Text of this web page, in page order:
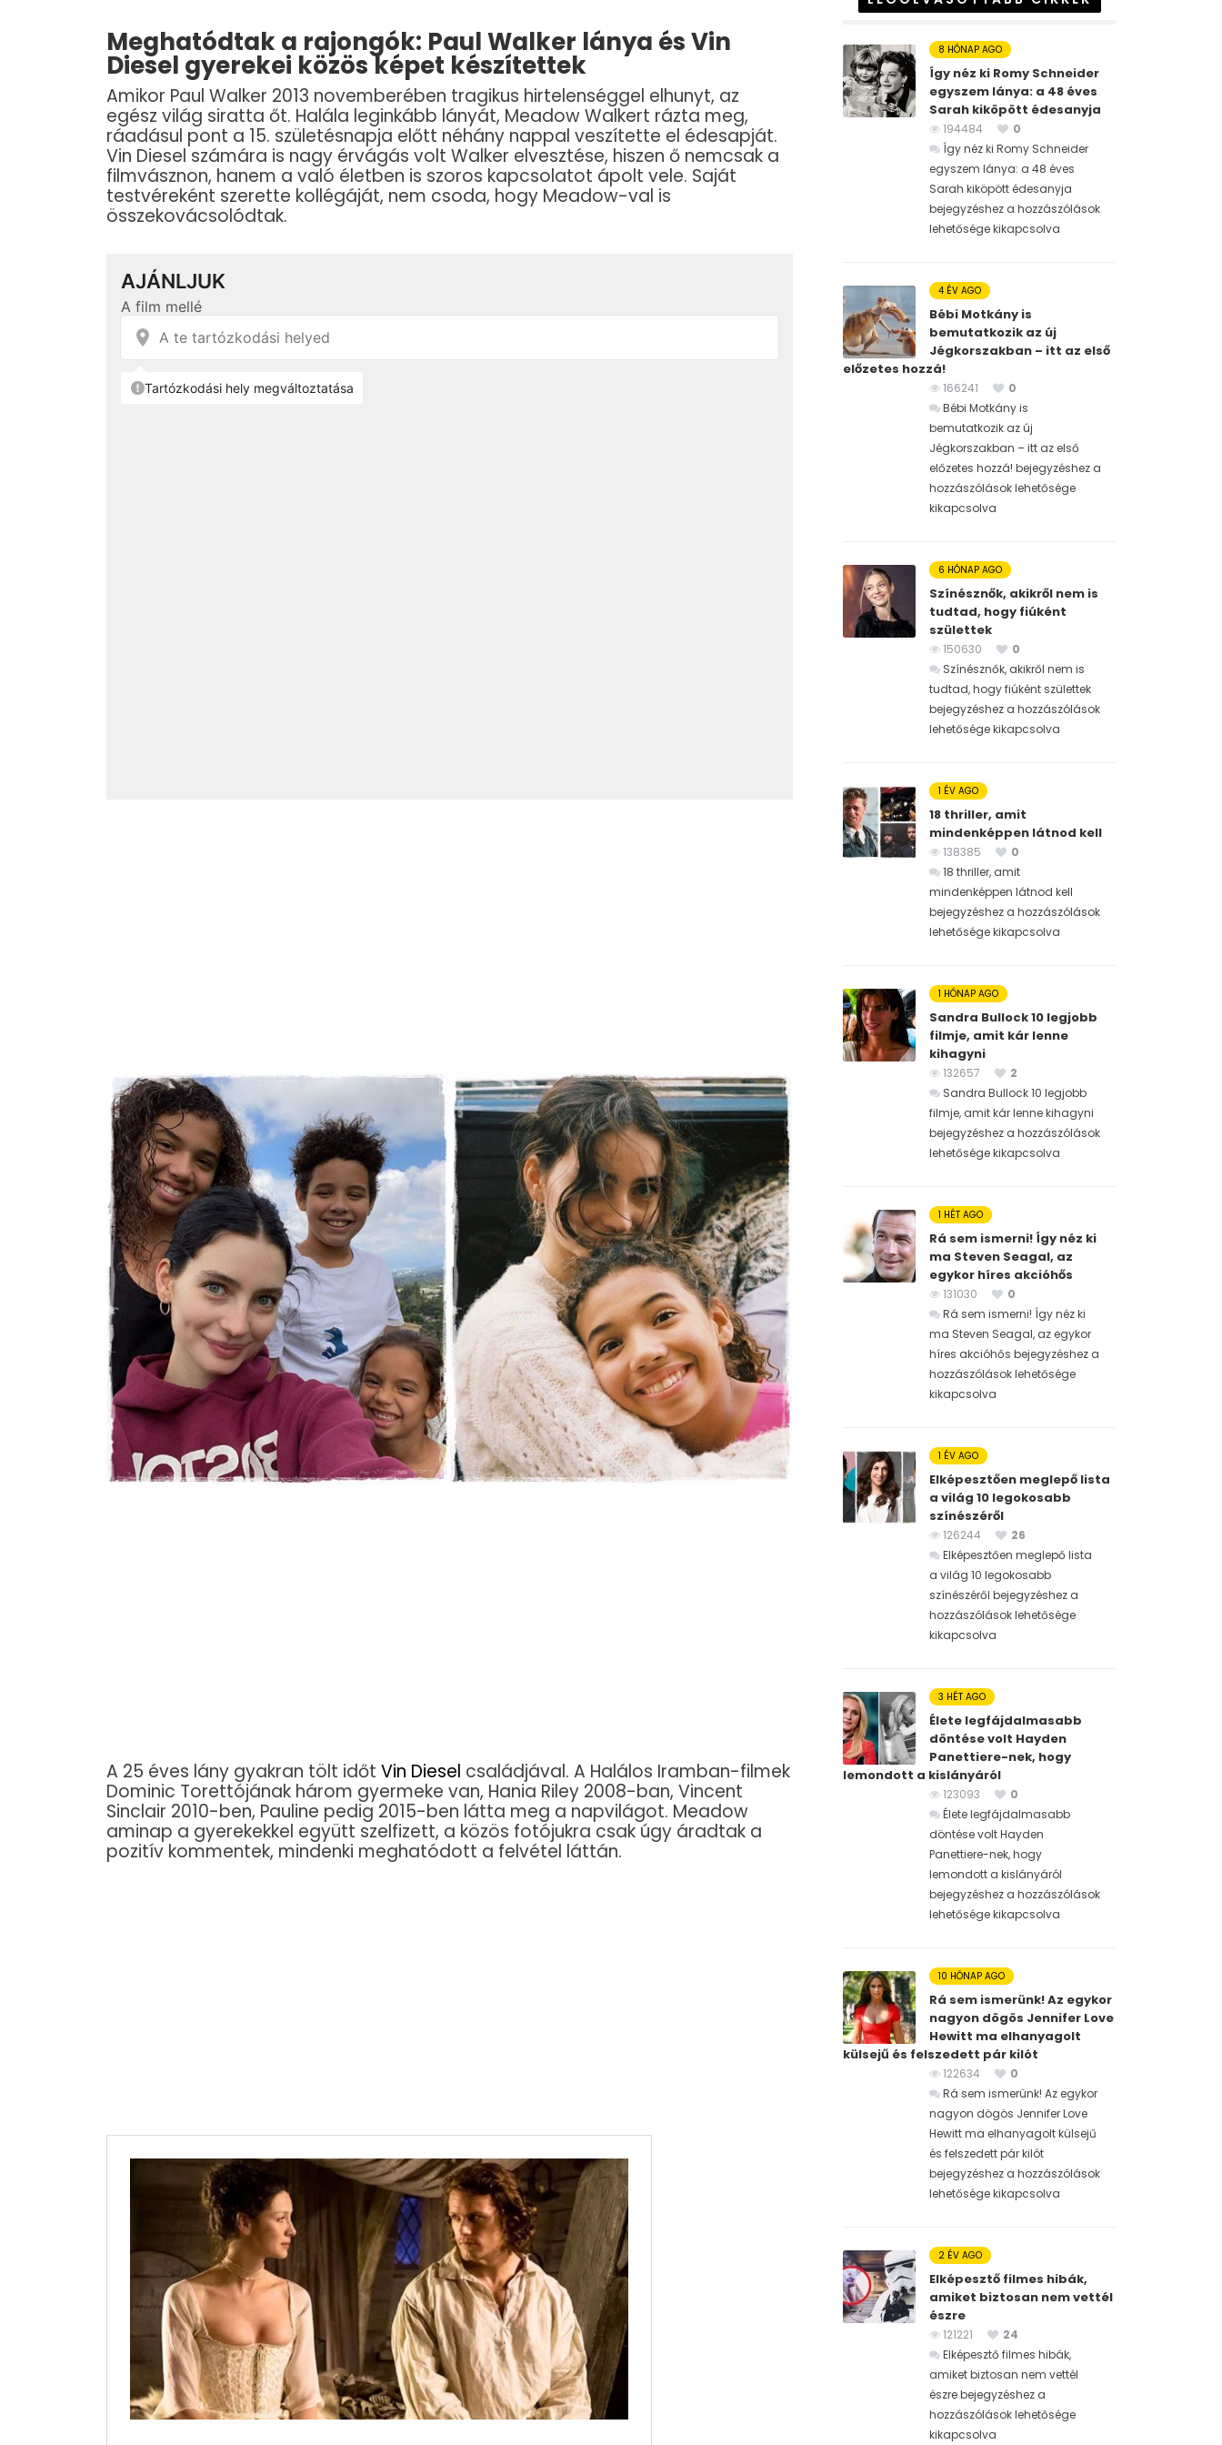
Meghatódtak a rajongók: Paul Walker lánya és Vin
Diesel gyerekei közös képet készítettek
Amikor Paul Walker 2013 novemberében tragikus hirtelenséggel elhunyt, az
egész világ siratta őt. Halála leginkább lányát, Meadow Walkert rázta meg,
ráadásul pont a 15. születésnapja előtt néhány nappal veszítette el édesapját.
Vin Diesel számára is nagy érvágás volt Walker elvesztése, hiszen ő nemcsak a
filmvásznon, hanem a való életben is szoros kapcsolatot ápolt vele. Saját
testvéreként szerette kollégáját, nem csoda, hogy Meadow-val is
összekovácsolódtak.
A 25 éves lány gyakran tölt időt Vin Diesel családjával. A Halálos Iramban-filmek
Dominic Torettójának három gyermeke van, Hania Riley 2008-ban, Vincent
Sinclair 2010-ben, Pauline pedig 2015-ben látta meg a napvilágot. Meadow
aminap a gyerekekkel együtt szelfizett, a közös fotójukra csak úgy áradtak a
pozitív kommentek, mindenki meghatódott a felvétel láttán.
8 HÓNAP AGO
Így néz ki Romy Schneider
egyszem lánya: a 48 éves
Sarah kiköpött édesanyja
194484
0
Így néz ki Romy Schneider
egyszem lánya: a 48 éves
Sarah kiköpött édesanyja
bejegyzéshez a hozzászólások
lehetősége kikapcsolva
4 ÉV AGO
Bébi Motkány is
bemutatkozik az új
Jégkorszakban – itt az első
előzetes hozzá!
166241
0
Bébi Motkány is
bemutatkozik az új
Jégkorszakban – itt az első
előzetes hozzá! bejegyzéshez a
hozzászólások lehetősége
kikapcsolva
6 HÓNAP AGO
Színésznők, akikről nem is
tudtad, hogy fiúként
születtek
150630
0
Színésznők, akikről nem is
tudtad, hogy fiúként születtek
bejegyzéshez a hozzászólások
lehetősége kikapcsolva
1 ÉV AGO
18 thriller, amit
mindenképpen látnod kell
138385
0
18 thriller, amit
mindenképpen látnod kell
bejegyzéshez a hozzászólások
lehetősége kikapcsolva
1 HÓNAP AGO
Sandra Bullock 10 legjobb
filmje, amit kár lenne
kihagyni
132657
2
Sandra Bullock 10 legjobb
filmje, amit kár lenne kihagyni
bejegyzéshez a hozzászólások
lehetősége kikapcsolva
1 HÉT AGO
Rá sem ismerni! Így néz ki
ma Steven Seagal, az
egykor híres akcióhős
131030
0
Rá sem ismerni! Így néz ki
ma Steven Seagal, az egykor
híres akcióhős bejegyzéshez a
hozzászólások lehetősége
kikapcsolva
1 ÉV AGO
Elképesztően meglepő lista
a világ 10 legokosabb
színészéről
126244
26
Elképesztően meglepő lista
a világ 10 legokosabb
színészéről bejegyzéshez a
hozzászólások lehetősége
kikapcsolva
3 HÉT AGO
Élete legfájdalmasabb
döntése volt Hayden
Panettiere-nek, hogy
lemondott a kislányáról
123093
0
Élete legfájdalmasabb
döntése volt Hayden
Panettiere-nek, hogy
lemondott a kislányáról
bejegyzéshez a hozzászólások
lehetősége kikapcsolva
10 HÓNAP AGO
Rá sem ismerünk! Az egykor
nagyon dögös Jennifer Love
Hewitt ma elhanyagolt
külsejű és felszedett pár kilót
122634
0
Rá sem ismerünk! Az egykor
nagyon dögös Jennifer Love
Hewitt ma elhanyagolt külsejű
és felszedett pár kilót
bejegyzéshez a hozzászólások
lehetősége kikapcsolva
2 ÉV AGO
Elképesztő filmes hibák,
amiket biztosan nem vettél
észre
121221
24
Elképesztő filmes hibák,
amiket biztosan nem vettél
észre bejegyzéshez a
hozzászólások lehetősége
kikapcsolva